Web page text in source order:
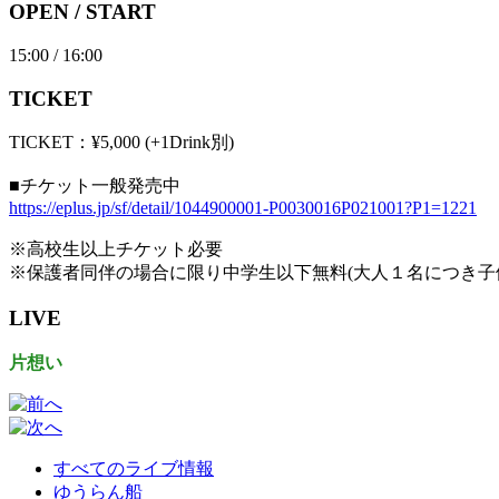
OPEN / START
15:00 / 16:00
TICKET
TICKET：¥5,000 (+1Drink別)
■チケット一般発売中
https://eplus.jp/sf/detail/1044900001-P0030016P021001?P1=1221
※高校生以上チケット必要
※保護者同伴の場合に限り中学生以下無料(大人１名につき
LIVE
片想い
すべてのライブ情報
ゆうらん船